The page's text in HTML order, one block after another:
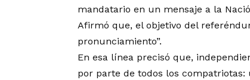
mandatario en un mensaje a la
Afirmó que, el objetivo del
pronunciamiento”.
En esa línea precisó que,
por parte de todos los compatriotas: